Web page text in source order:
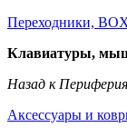
Переходники,
Клавиатуры,
Назад к
Аксессуары и